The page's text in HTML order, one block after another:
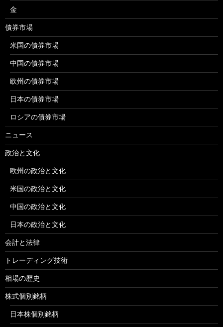
金
債券市場
米国の債券市場
中国の債券市場
欧州の債券市場
日本の債券市場
ロシアの債券市場
ニュース
政治と文化
欧州の政治と文化
米国の政治と文化
中国の政治と文化
日本の政治と文化
会計と法律
トレーディング技術
相場の歴史
株式個別銘柄
日本株個別銘柄